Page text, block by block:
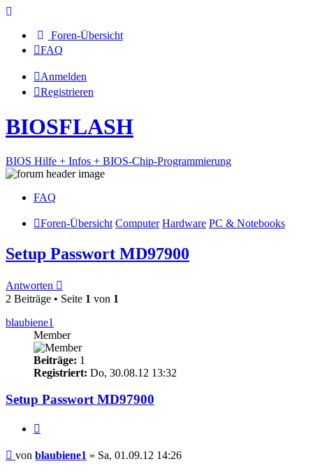
Foren-Übersicht
FAQ
Anmelden
Registrieren
BIOSFLASH
BIOS Hilfe + Infos + BIOS-Chip-Programmierung
FAQ
Foren-Übersicht Computer Hardware PC & Notebooks
Setup Passwort MD97900
Antworten
2 Beiträge • Seite 1 von 1
blaubiene1
Member
Beiträge: 1
Registriert: Do, 30.08.12 13:32
Setup Passwort MD97900
Beitrag
von blaubiene1 » Sa, 01.09.12 14:26